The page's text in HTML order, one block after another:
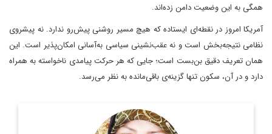
همگی به این وضعیت دامن زده‌اند.
آمریکا امروز در نقطه‌ای ایستاده که هیچ مسیر روشنی پیش‌رو ندارد. نه پیشروی
نظامی نتیجه‌بخش است و نه عقب‌نشینی سیاسی به‌آسانی امکان‌پذیر است. این
همان تعریف دقیق بن‌بست است؛ جایی که هر حرکت پیامدی ناخواسته به همراه
دارد و در آن، سکون تنها گزینه‌ی باقی‌مانده به نظر می‌رسد.